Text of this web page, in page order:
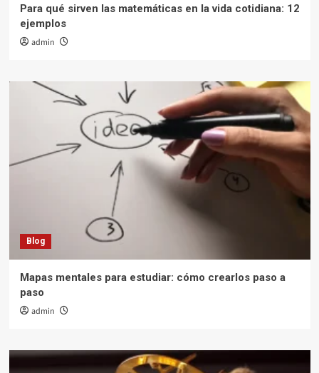
Para qué sirven las matemáticas en la vida cotidiana: 12
ejemplos
admin
Blog
Mapas mentales para estudiar: cómo crearlos paso a
paso
admin